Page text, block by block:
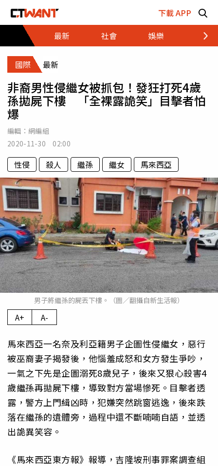
下載 APP
最新
社會 娛樂 財經
國際 最新
非裔男性侵繼女被抓包！發狂打死4歲
孫拋屍下樓 「全裸露詭笑」目擊者怕
爆
編輯： 網編組
2020-11-30 02:00
性侵 殺人 繼孫 繼女 馬來西亞
男子將繼孫的屍丟下樓。（圖／翻攝自新生活報）
A+ A-
馬來西亞一名奈及利亞籍男子企圖性侵繼女，惡行
被巫裔妻子揭發後，他惱羞成怒和女方發生爭吵，
一氣之下先是企圖溺死8歲兒子，後來又狠心殺害4
歲繼孫再拋屍下樓，導致對方當場慘死。目擊者透
露，警方上門緝凶時，犯嫌突然跳窗逃逸，後來跌
落在繼孫的遺體旁，過程中還不斷喃喃自語，並透
出詭異笑容。
《馬來西亞東方報》報導，吉隆坡刑事罪案調查組